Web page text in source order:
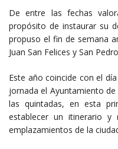
De entre las fechas
propósito de instaurar su
propuso el fin de semana
Juan San Felices y San
Este año coincide con el
jornada el Ayuntamiento
las quintadas, en esta
establecer un itinerario y
emplazamientos de la